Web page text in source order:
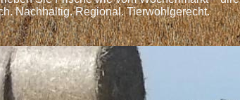
Nachhaltig. Regional. Tierwohlgerecht.